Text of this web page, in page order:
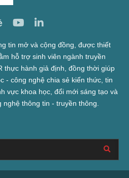
tin mở và cộng đồng, được thiết
hỗ trợ sinh viên ngành truyền
thực hành giả định, đồng thời giúp
- công nghệ chia sẻ kiến thức, tin
vực khoa học, đổi mới sáng tạo và
thông tin - truyền thông.